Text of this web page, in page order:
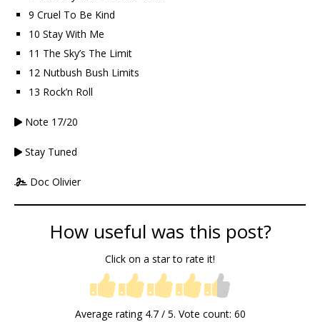
9 Cruel To Be Kind
10 Stay With Me
11 The Sky’s The Limit
12 Nutbush Bush Limits
13 Rock’n Roll
Note 17/20
Stay Tuned
Doc Olivier
How useful was this post?
Click on a star to rate it!
Average rating 4.7/ 5. Vote count: 60